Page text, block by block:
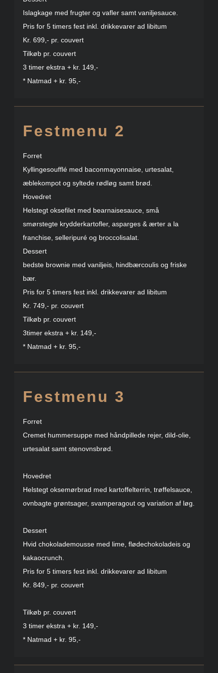
Islagkage med frugter og vafler samt vaniljesauce.
Pris for 5 timers fest inkl. drikkevarer ad libitum
Kr. 699,- pr. couvert
Tilkøb pr. couvert
3 timer ekstra + kr. 149,-
* Natmad + kr. 95,-
Festmenu 2
Forret
Kyllingesoufflé med baconmayonnaise, urtesalat,
æblekompot og syltede rødløg samt brød.
Hovedret
Helstegt oksefilet med bearnaisesauce, små
smørstegte krydderkartofler, asparges & ærter a la
franchise, selleripuré og broccolisalat.
Dessert
bedste brownie med vaniljeis, hindbærcoulis og friske
bær.
Pris for 5 timers fest inkl. drikkevarer ad libitum
Kr. 749,- pr. couvert
Tilkøb pr. couvert
3timer ekstra + kr. 149,-
* Natmad + kr. 95,-
Festmenu 3
Forret
Cremet hummersuppe med håndpillede rejer, dild-olie,
urtesalat samt stenovnsbrød.
Hovedret
Helstegt oksemørbrad med kartoffelterrin, trøffelsauce,
ovnbagte grøntsager, svamperagout og variation af løg.
Dessert
Hvid chokolademousse med lime, flødechokoladeis og
kakaocrunch.
Pris for 5 timers fest inkl. drikkevarer ad libitum
Kr. 849,- pr. couvert
Tilkøb pr. couvert
3 timer ekstra + kr. 149,-
* Natmad + kr. 95,-